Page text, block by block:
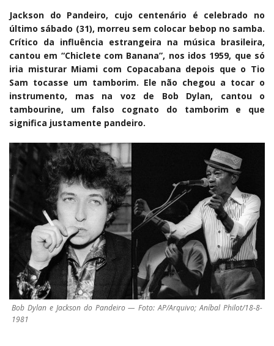
Jackson do Pandeiro, cujo centenário é celebrado no
último sábado (31), morreu sem colocar bebop no samba.
Crítico da influência estrangeira na música brasileira,
cantou em “Chiclete com Banana”, nos idos 1959, que só
iria misturar Miami com Copacabana depois que o Tio
Sam tocasse um tamborim. Ele não chegou a tocar o
instrumento, mas na voz de Bob Dylan, cantou o
tambourine, um falso cognato do tamborim e que
significa justamente pandeiro.
Bob Dylan e Jackson do Pandeiro — Foto: AP/Arquivo; Aníbal Philot/18-8-
1981